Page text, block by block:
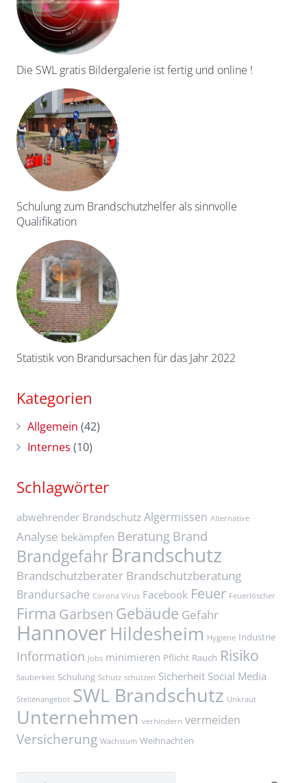
Die SWL gratis Bildergalerie ist fertig und online !
Schulung zum Brandschutzhelfer als sinnvolle
Qualifikation
Statistik von Brandursachen für das Jahr 2022
Kategorien
Allgemein (42)
Internes (10)
Schlagwörter
abwehrender Brandschutz Algermissen Alternative
Analyse bekämpfen Beratung Brand
BrandgefahrBrandschutz
Brandschutzberater Brandschutzberatung
Brandursache Corona Virus Facebook Feuer Feuerlöscher
Firma Garbsen Gebäude Gefahr
HannoverHildesheim Hygiene Industrie
Information Jobs minimieren Pflicht Rauch Risiko
Sauberkeit Schulung Schutz schützen Sicherheit Social Media
Stellenangebot SWL Brandschutz Unkraut
Unternehmen verhindern vermeiden
Versicherung Wachstum Weihnachten